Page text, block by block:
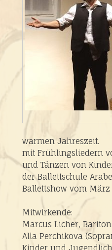
warmen Jahreszeit.
mit Frühlingsliedern
und Tänzen von
der Ballettschule
Ballettshow vom März
Mitwirkende:
Marcus Licher, Bariton
Alla Perchikova